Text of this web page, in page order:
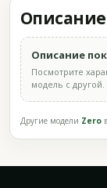
Описание
Описание
Посмотрите
модель с другой.
Другие модели Zero